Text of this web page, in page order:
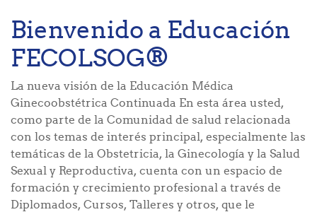
Bienvenido a Educación
FECOLSOG®
La nueva visión de la Educación Médica
Ginecoobstétrica Continuada En esta área usted,
como parte de la Comunidad de salud relacionada
con los temas de interés principal, especialmente las
temáticas de la Obstetricia, la Ginecología y la Salud
Sexual y Reproductiva, cuenta con un espacio de
formación y crecimiento profesional a través de
Diplomados, Cursos, Talleres y otros, que le